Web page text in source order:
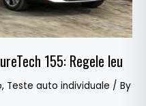
155: Regele leu
, Teste auto individuale / By